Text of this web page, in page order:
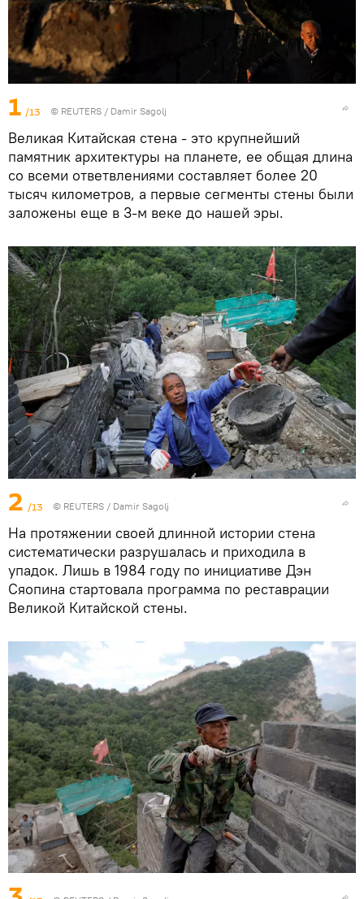
1 /13 © REUTERS / Damir Sagolj
Великая Китайская стена - это крупнейший
памятник архитектуры на планете, ее общая длина
со всеми ответвлениями составляет более 20
тысяч километров, а первые сегменты стены были
заложены еще в 3-м веке до нашей эры.
2 /13 © REUTERS / Damir Sagolj
На протяжении своей длинной истории стена
систематически разрушалась и приходила в
упадок. Лишь в 1984 году по инициативе Дэн
Сяопина стартовала программа по реставрации
Великой Китайской стены.